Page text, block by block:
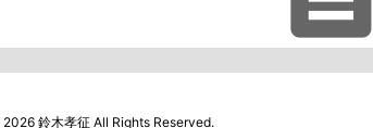
2026 鈴木孝征 All Rights Reserved.